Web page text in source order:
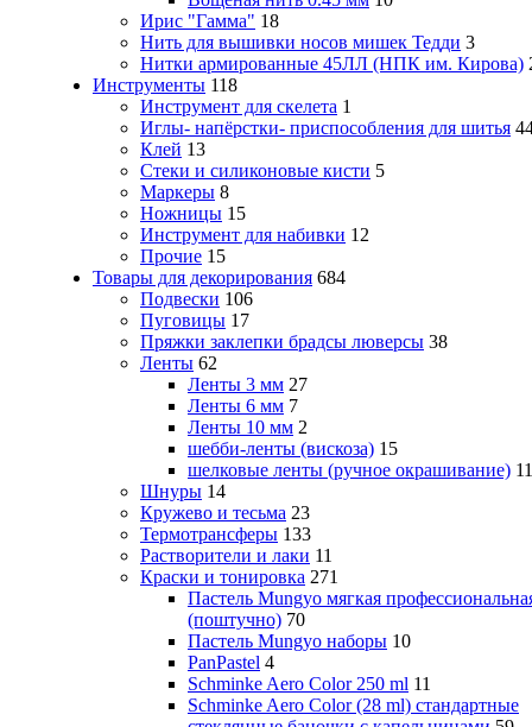
Ирис "Гамма" 18
Нить для вышивки носов мишек Тедди 3
Нитки армированные 45ЛЛ (НПК им. Кирова)
Инструменты 118
Инструмент для скелета 1
Иглы- напёрстки- приспособления для шитья
Клей 13
Стеки и силиконовые кисти 5
Маркеры 8
Ножницы 15
Инструмент для набивки 12
Прочие 15
Товары для декорирования 684
Подвески 106
Пуговицы 17
Пряжки заклепки брадсы люверсы 38
Ленты 62
Ленты 3 мм 27
Ленты 6 мм 7
Ленты 10 мм 2
шебби-ленты (вискоза) 15
шелковые ленты (ручное окрашивание) 11
Шнуры 14
Кружево и тесьма 23
Термотрансферы 133
Растворители и лаки 11
Краски и тонировка 271
Пастель Mungyo мягкая
(поштучно) 70
Пастель Mungyo наборы 10
PanPastel 4
Schminke Aero Color 250 ml 11
Schminke Aero Color (28 ml) стандартные